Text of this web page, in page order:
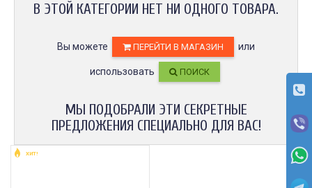
Гель для перевода
детжится до конца
сеанса
на 5 больших работ,
Анна Л.
5 октября 2023 12:19
Гель для перевода
доволен
Хорошо переводит, при
высыхании стирается
быстро. Хороший гель,
давно пользуемся!!
В ЭТОЙ КАТЕГОРИИ НЕТ НИ ОДНОГО ТОВАРА.
Вы можете ПЕРЕЙТИ В МАГАЗИН или
использовать ПОИСК
МЫ ПОДОБРАЛИ ЭТИ СЕКРЕТНЫЕ
ПРЕДЛОЖЕНИЯ СПЕЦИАЛЬНО ДЛЯ ВАС!
ХИТ!